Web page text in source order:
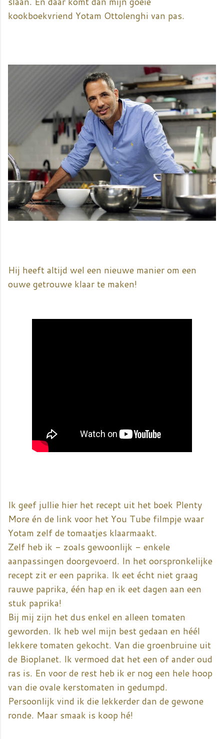
kookboekvriend Yotam Ottolenghi van pas.
Hij heeft altijd wel een nieuwe manier om een
ouwe getrouwe klaar te maken!
Ik geef jullie hier het recept uit het boek Plenty
More én de link voor het You Tube filmpje waar
Yotam zelf de tomaatjes klaarmaakt.
Zelf heb ik - zoals gewoonlijk - enkele
aanpassingen doorgevoerd. In het oorspronkelijke
recept zit er een paprika. Ik eet écht niet graag
rauwe paprika, één hap en ik eet dagen aan een
stuk paprika!
Bij mij zijn het dus enkel en alleen tomaten
geworden. Ik heb wel mijn best gedaan en héél
lekkere tomaten gekocht. Van die groenbruine uit
de Bioplanet. Ik vermoed dat het een of ander oud
ras is. En voor de rest heb ik er nog een hele hoop
van die ovale kerstomaten in gedumpd.
Persoonlijk vind ik die lekkerder dan de gewone
ronde. Maar smaak is koop hé!